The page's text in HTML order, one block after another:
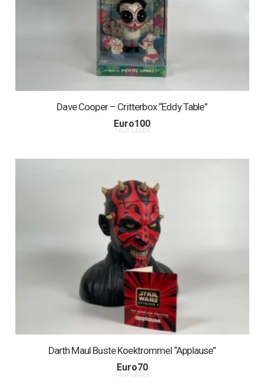
Dave Cooper – Critterbox “Eddy Table”
Euro100
1 AUF LAGER
Darth Maul Buste Koektrommel “Applause”
Euro70
1 AUF LAGER